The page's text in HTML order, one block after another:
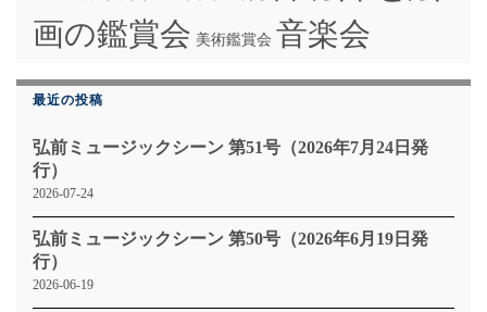
画の鑑賞会 美術鑑賞会 音楽会
最近の投稿
弘前ミュージックシーン 第51号（2026年7月24日発
行）
2026-07-24
弘前ミュージックシーン 第50号（2026年6月19日発
行）
2026-06-19